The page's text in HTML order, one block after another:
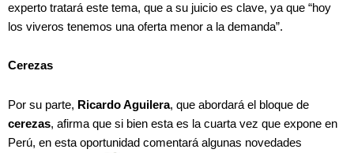
experto tratará este tema, que a su juicio es clave, ya que “hoy
los viveros tenemos una oferta menor a la demanda”.
Cerezas
Por su parte, Ricardo Aguilera, que abordará el bloque de
cerezas, afirma que si bien esta es la cuarta vez que expone en
Perú, en esta oportunidad comentará algunas novedades